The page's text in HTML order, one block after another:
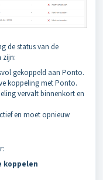
de status van de
zijn:
gekoppeld aan Ponto.
koppeling met Ponto.
vervalt binnenkort en
en moet opnieuw
koppelen